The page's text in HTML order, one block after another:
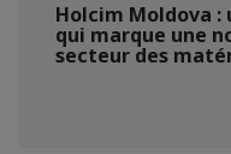
Holcim Moldova
qui marque une
secteur des